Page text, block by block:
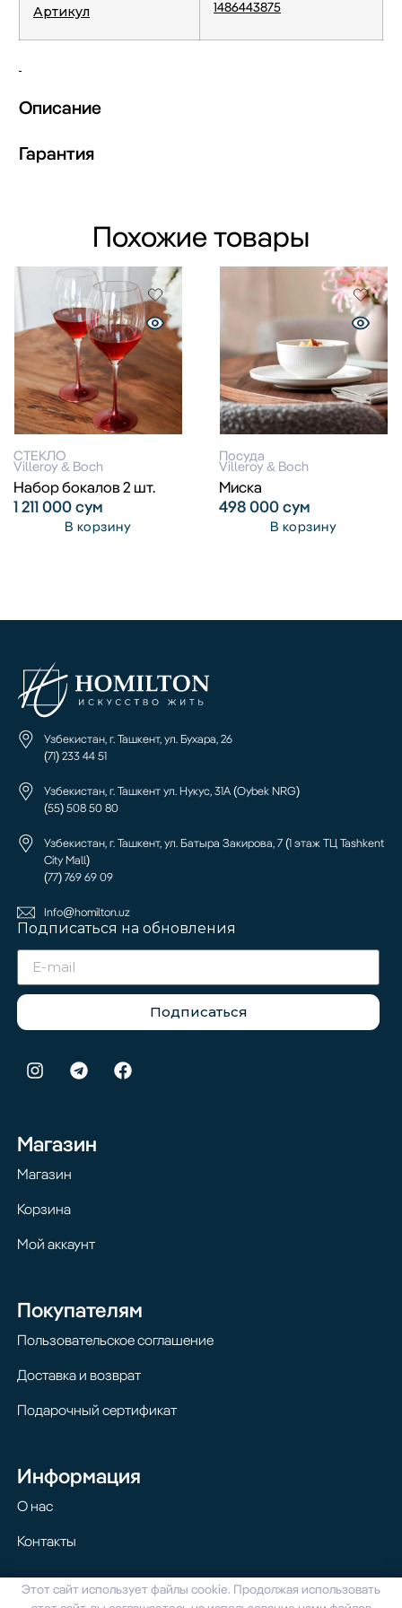
Артикул 1486443875
Описание
Гарантия
Похожие товары
СТЕКЛО
Villeroy & Boch
Набор бокалов 2 шт.
1 211 000сум
В корзину
Посуда
Villeroy & Boch
Миска
498 000сум
В корзину
Узбекистан, г. Ташкент, ул. Бухара, 26
(71) 233 44 51
Узбекистан, г. Ташкент ул. Нукус, 31А (Oybek NRG)
(55) 508 50 80
Узбекистан, г. Ташкент, ул. Батыра Закирова, 7 (1 этаж ТЦ Tashkent
City Mall)
(77) 769 69 09
Info@homilton.uz
Подписаться на обновления
Подписаться
Магазин
Магазин
Корзина
Мой аккаунт
Покупателям
Пользовательское соглашение
Доставка и возврат
Подарочный сертификат
Информация
О нас
Контакты
© 2024 Homilton. Все права защищены
Этот сайт использует файлы cookie. Продолжая использовать